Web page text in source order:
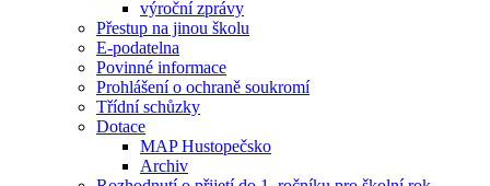
výroční zprávy
Přestup na jinou školu
E-podatelna
Povinné informace
Prohlášení o ochraně soukromí
Třídní schůzky
Dotace
MAP Hustopečsko
Archiv